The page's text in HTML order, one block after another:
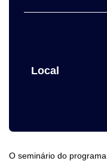
Local
O seminário do